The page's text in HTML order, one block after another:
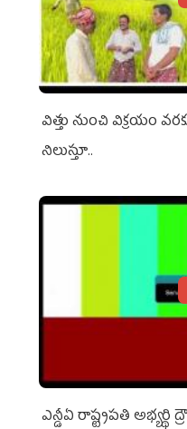
విత్తు నుంచి విక్రయం
నిలుస్తూ..
ఎన్డీఏ రాష్ట్ర‌ప‌తి